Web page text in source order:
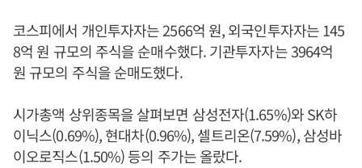
코스피에서 개인투자자는 2566억 원, 외국인투자자는 145
8억 원 규모의 주식을 순매수했다. 기관투자자는 3964억
원 규모의 주식을 순매도했다.
시가총액 상위종목을 살펴보면 삼성전자(1.65%)와 SK하
이닉스(0.69%), 현대차(0.96%), 셀트리온(7.59%), 삼성바
이오로직스(1.50%) 등의 주가는 올랐다.